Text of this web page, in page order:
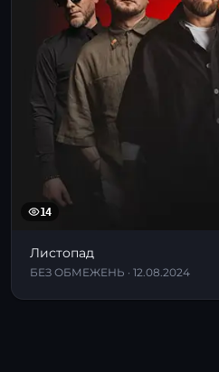
14
Листопад
БЕЗ ОБМЕЖЕНЬ · 12.08.2024